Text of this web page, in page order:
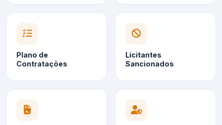
Plano de
Contratações
Licitantes
Sancionados